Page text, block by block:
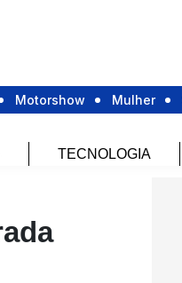
Motorshow Mulher
TECNOLOGIA